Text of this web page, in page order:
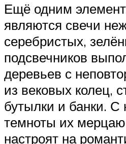
Ещё одним
являются свечи
серебристых,
подсвечников
деревьев с
из вековых колец,
бутылки и банки. С
темноты их
настроят на